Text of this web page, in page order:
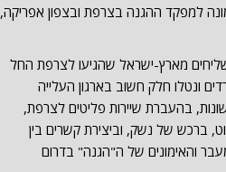
למפקד ההגנה בצרפת ובצפון אפריקה,
מארץ-ישראל שהגיעו לצרפת החל
ונטלו חלק חשוב בארגון העלייה
בהעברת שיירות פליטים לצרפת,
ברכש של נשק, וביצירת קשרים בין
והאימונים של ה"הגנה" בדרום